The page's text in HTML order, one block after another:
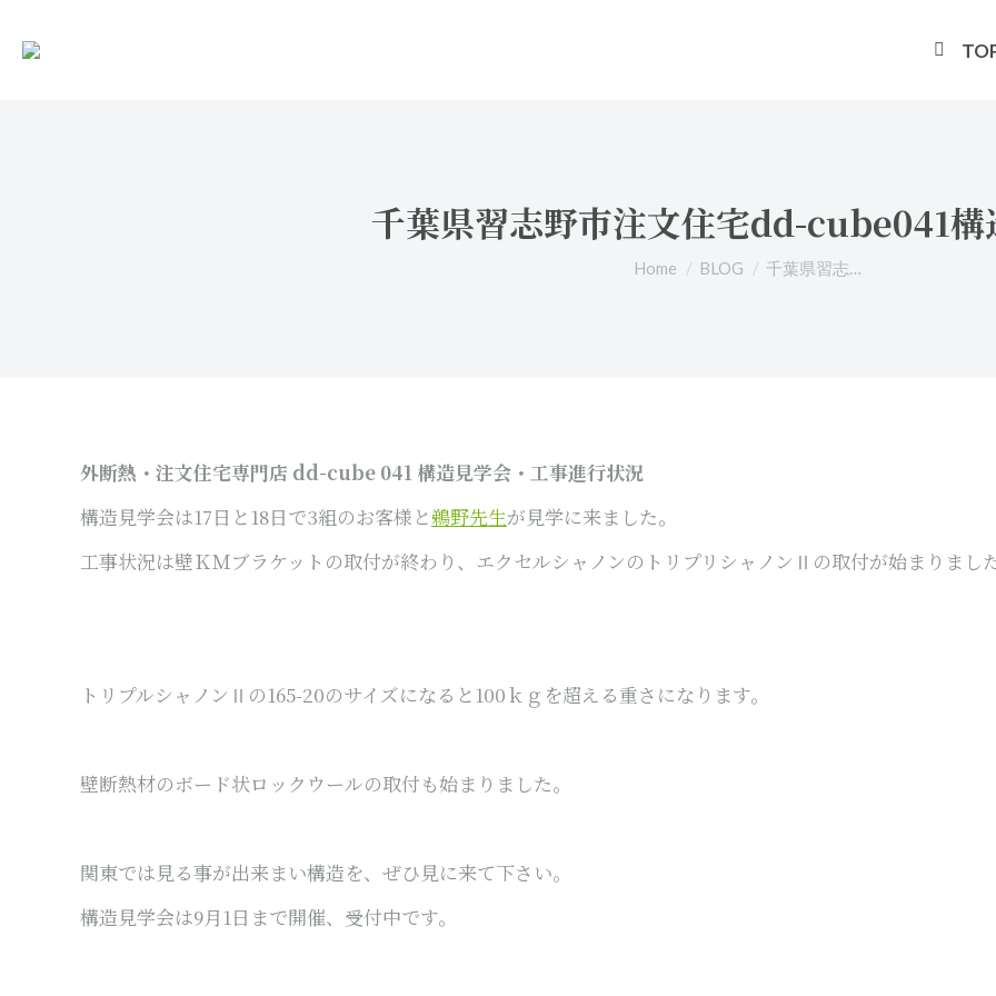
千葉県習志野市注文住宅dd-cube041構
You are here:
Home BLOG 千葉県習志…
外断熱・注文住宅専門店 dd-cube 041 構造見学会・工事進行状況
構造見学会は17日と18日で3組のお客様と鵜野先生が見学に来ました。
工事状況は壁ＫＭブラケットの取付が終わり、エクセルシャノンのトリプリシャノンⅡの取付が始まりまし
トリプルシャノンⅡの165-20のサイズになると100ｋｇを超える重さになります。
壁断熱材のボード状ロックウールの取付も始まりました。
関東では見る事が出来まい構造を、ぜひ見に来て下さい。
構造見学会は9月1日まで開催、受付中です。